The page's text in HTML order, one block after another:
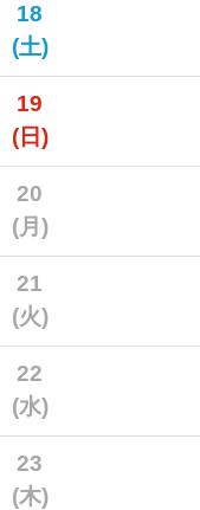
18
(土)
19
(日)
20
(月)
21
(火)
22
(水)
23
(木)